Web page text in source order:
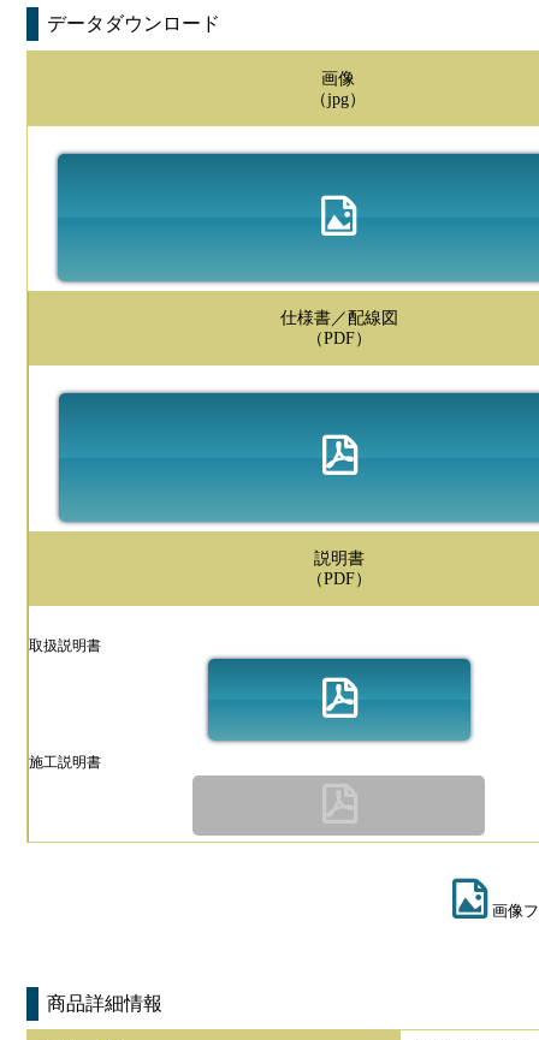
データダウンロード
画像
（jpg）
仕様書／配線図
（PDF）
説明書
（PDF）
取扱説明書
施工説明書
画像
商品詳細情報